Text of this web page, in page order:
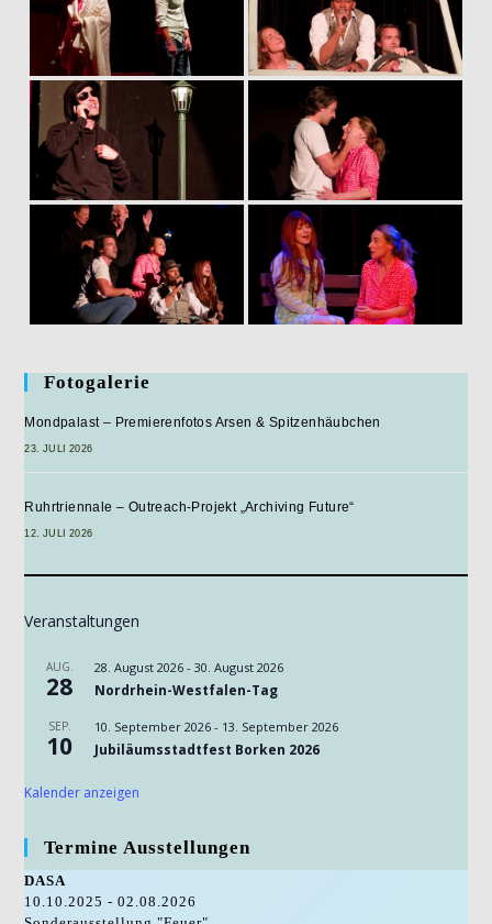
Fotogalerie
Mondpalast – Premierenfotos Arsen & Spitzenhäubchen
23. JULI 2026
Ruhrtriennale – Outreach-Projekt „Archiving Future“
12. JULI 2026
Veranstaltungen
AUG.
28
28. August 2026 -30. August 2026
Nordrhein-Westfalen-Tag
SEP.
10
10. September 2026 - 13. September 2026
Jubiläumsstadtfest Borken 2026
Kalender anzeigen
Termine Ausstellungen
DASA
10.10.2025 - 02.08.2026